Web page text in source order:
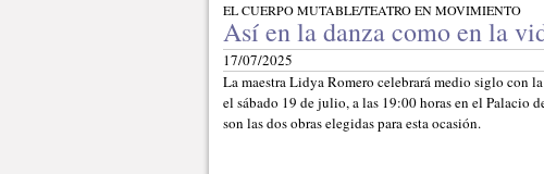
EL CUERPO MUTABLE/TEATRO EN MOVIMIENTO
Así en la danza como en la
17/07/2025
La maestra Lidya Romero celebrará medio siglo con
el sábado 19 de julio, a las 19:00 horas en el Palacio
son las dos obras elegidas para esta ocasión.